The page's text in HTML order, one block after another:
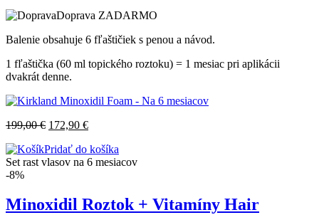
Doprava ZADARMO
Balenie obsahuje 6 fľaštičiek s penou a návod.
1 fľaštička (60 ml topického roztoku) = 1 mesiac pri aplikácii
dvakrát denne.
199,00€ 172,90 €
Pridať do košíka
Set rast vlasov na 6 mesiacov
-8%
Minoxidil Roztok + Vitamíny Hair